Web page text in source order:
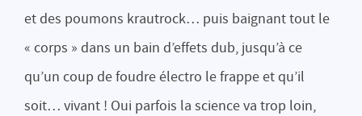
et des poumons krautrock… puis baignant tout le
« corps » dans un bain d’effets dub, jusqu’à ce
qu’un coup de foudre électro le frappe et qu’il
soit… vivant ! Oui parfois la science va trop loin,